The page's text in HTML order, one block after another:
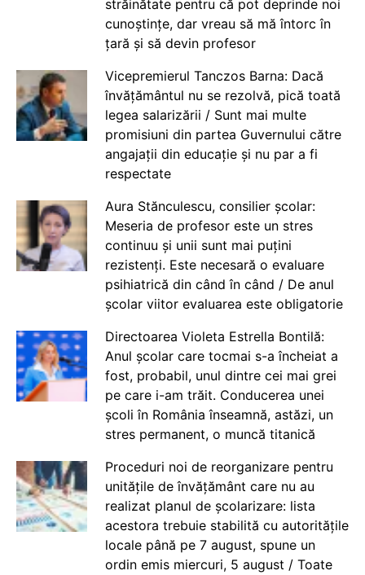
străinătate pentru că pot deprinde noi
cunoștințe, dar vreau să mă întorc în
țară și să devin profesor
Vicepremierul Tanczos Barna: Dacă
învățământul nu se rezolvă, pică toată
legea salarizării / Sunt mai multe
promisiuni din partea Guvernului către
angajații din educație și nu par a fi
respectate
Aura Stănculescu, consilier școlar:
Meseria de profesor este un stres
continuu și unii sunt mai puțini
rezistenți. Este necesară o evaluare
psihiatrică din când în când / De anul
școlar viitor evaluarea este obligatorie
Directoarea Violeta Estrella Bontilă:
Anul școlar care tocmai s-a încheiat a
fost, probabil, unul dintre cei mai grei
pe care i-am trăit. Conducerea unei
școli în România înseamnă, astăzi, un
stres permanent, o muncă titanică
Proceduri noi de reorganizare pentru
unitățile de învățământ care nu au
realizat planul de școlarizare: lista
acestora trebuie stabilită cu autoritățile
locale până pe 7 august, spune un
ordin emis miercuri, 5 august / Toate